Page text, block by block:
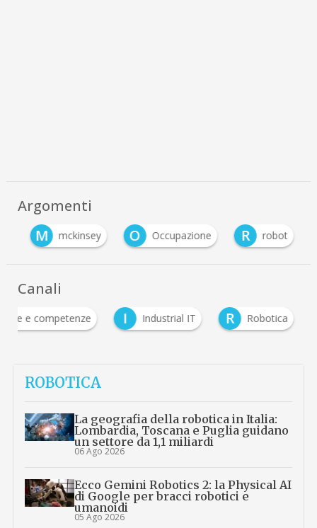
Argomenti
M mckinsey O Occupazione R robot
Canali
e competenze I Industrial IT R Robotica
ROBOTICA
La geografia della robotica in Italia:
Lombardia, Toscana e Puglia guidano
un settore da 1,1 miliardi
06 Ago 2026
Ecco Gemini Robotics 2: la Physical AI
di Google per bracci robotici e
umanoidi
05 Ago 2026